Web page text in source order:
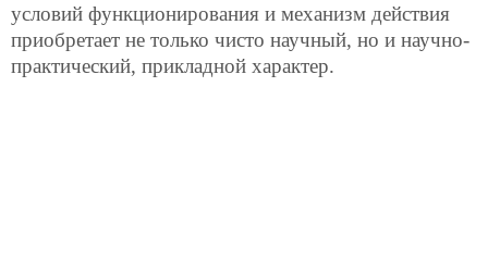
условий функционирования и механизм действия
приобретает не только чисто научный, но и научно-
практический, прикладной характер.